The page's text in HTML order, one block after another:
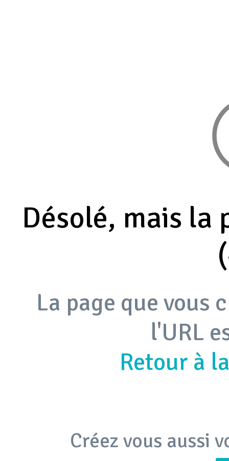
Désolé, mais la
La page que vous
l'URL
Retour à
Créez vous aussi